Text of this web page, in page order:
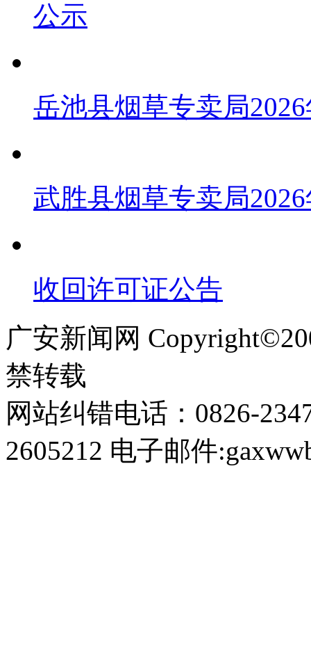
公示
岳池县烟草专卖局
武胜县烟草专卖局
收回许可证公告
广安新闻网
禁转载
网站纠错电话：0826-
2605212 电子邮件